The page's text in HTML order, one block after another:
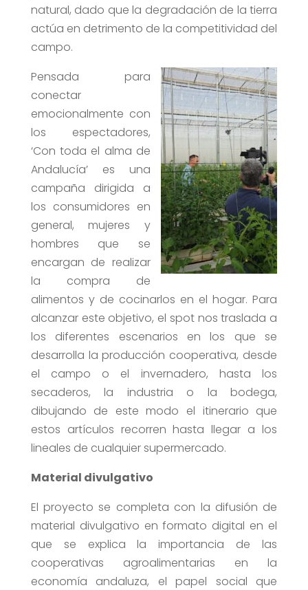
natural, dado que la degradación de la tierra
actúa en detrimento de la competitividad del
campo.
Pensada para
conectar
emocionalmente con
los espectadores,
‘Con toda el alma de
Andalucía’ es una
campaña dirigida a
los consumidores en
general, mujeres y
hombres que se
encargan de realizar
la compra de
alimentos y de cocinarlos en el hogar. Para
alcanzar este objetivo, el spot nos traslada a
los diferentes escenarios en los que se
desarrolla la producción cooperativa, desde
el campo o el invernadero, hasta los
secaderos, la industria o la bodega,
dibujando de este modo el itinerario que
estos artículos recorren hasta llegar a los
lineales de cualquier supermercado.
Material divulgativo
El proyecto se completa con la difusión de
material divulgativo en formato digital en el
que se explica la importancia de las
cooperativas agroalimentarias en la
economía andaluza, el papel social que